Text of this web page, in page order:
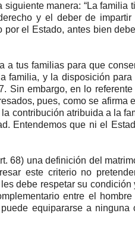
manera: “La familia
y el deber de impartir
por el Estado, antes bien
a tus familias para que
familia, y la disposición para
Sin embargo, en lo referente
pues, como se afirma
contribución atribuida a la
Entendemos que ni el
68) una definición del
este criterio no
debe respetar su condición
entre el hombre
equipararse a ninguna